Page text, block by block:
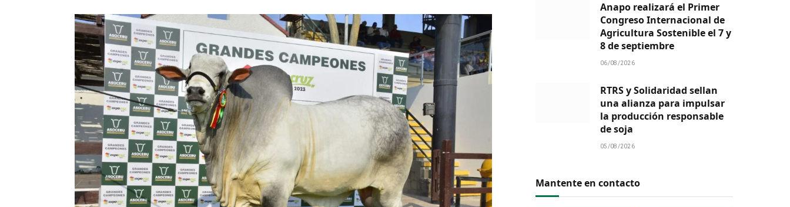
Anapo realizará el Primer
Congreso Internacional de
Agricultura Sostenible el 7 y
8 de septiembre
06/08/2026
RTRS y Solidaridad sellan
una alianza para impulsar
la producción responsable
de soja
05/08/2026
Mantente en contacto